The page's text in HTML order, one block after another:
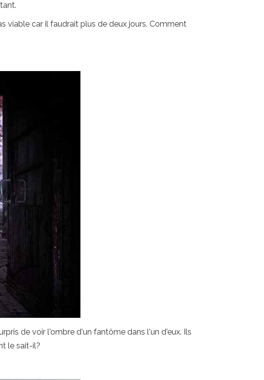
viable car il faudrait plus de deux jours. Comment
de voir l'ombre d'un fantôme dans l'un d'eux. Ils
le sait-il?